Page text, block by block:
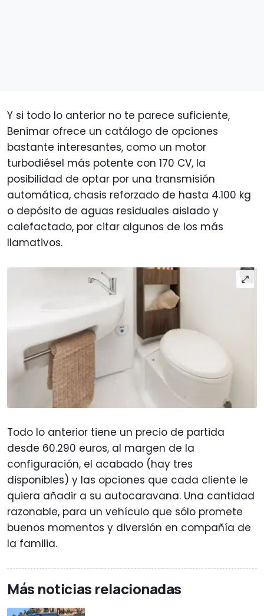
Y si todo lo anterior no te parece suficiente,
Benimar ofrece un catálogo de opciones
bastante interesantes, como un motor
turbodiésel más potente con 170 CV, la
posibilidad de optar por una transmisión
automática, chasis reforzado de hasta 4.100 kg
o depósito de aguas residuales aislado y
calefactado, por citar algunos de los más
llamativos.
Todo lo anterior tiene un precio de partida
desde 60.290 euros, al margen de la
configuración, el acabado (hay tres
disponibles) y las opciones que cada cliente le
quiera añadir a su autocaravana. Una cantidad
razonable, para un vehículo que sólo promete
buenos momentos y diversión en compañía de
la familia.
Más noticias relacionadas